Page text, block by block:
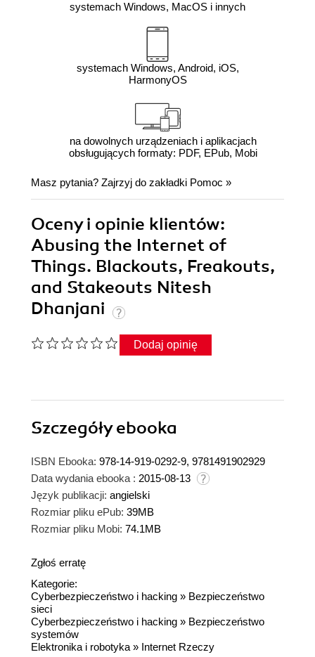
systemach Windows, MacOS i innych
systemach Windows, Android, iOS,
HarmonyOS
na dowolnych urządzeniach i aplikacjach
obsługujących formaty: PDF, EPub, Mobi
Masz pytania? Zajrzyj do zakładki Pomoc »
Oceny i opinie klientów:
Abusing the Internet of
Things. Blackouts, Freakouts,
and Stakeouts Nitesh
Dhanjani
Dodaj opinię
Szczegółyebooka
ISBN Ebooka: 978-14-919-0292-9, 9781491902929
Data wydania ebooka : 2015-08-13
Język publikacji: angielski
Rozmiar pliku ePub: 39MB
Rozmiar pliku Mobi: 74.1MB
Zgłoś erratę
Kategorie:
Cyberbezpieczeństwo i hacking » Bezpieczeństwo
sieci
Cyberbezpieczeństwo i hacking » Bezpieczeństwo
systemów
Elektronika i robotyka » Internet Rzeczy